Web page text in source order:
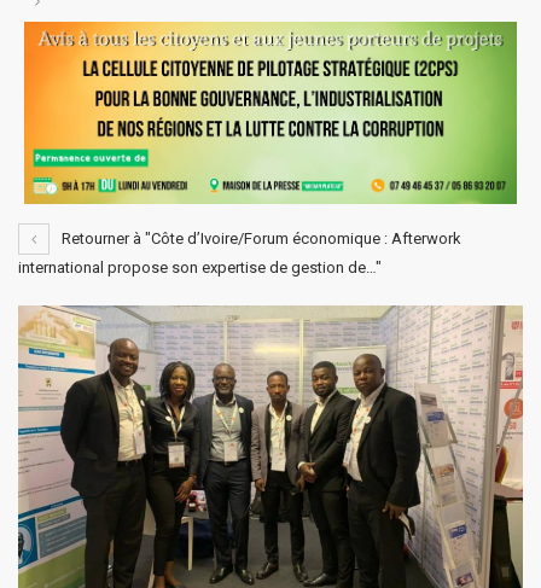
Retourner à "Côte d’Ivoire/Forum économique : Afterwork
international propose son expertise de gestion de…"